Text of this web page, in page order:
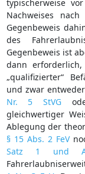
typischerweise
Nachweises nach
Gegenbeweis
des
Gegenbeweis ist
dann
„qualifizierter“
und zwar
Nr. 5 StVG
gleichwertiger
Ablegung der
§ 15 Abs. 2 FeV
Satz 1 und